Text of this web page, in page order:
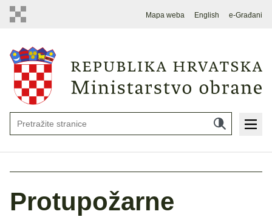
Mapa weba English e-Građani
Protupožarne